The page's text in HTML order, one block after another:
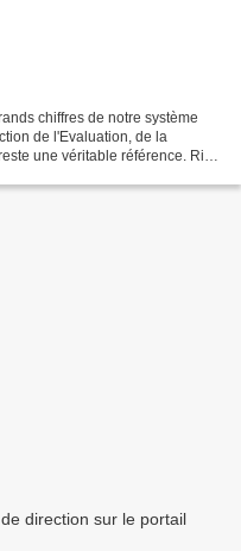
chiffres de notre système
de l'Evaluation, de la
une véritable référence. Rien
direction sur le portail